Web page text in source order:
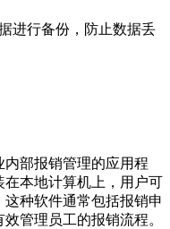
进行备份，防止数据丢
部报销管理的应用程
在本地计算机上，用户可
种软件通常包括报销申
管理员工的报销流程。